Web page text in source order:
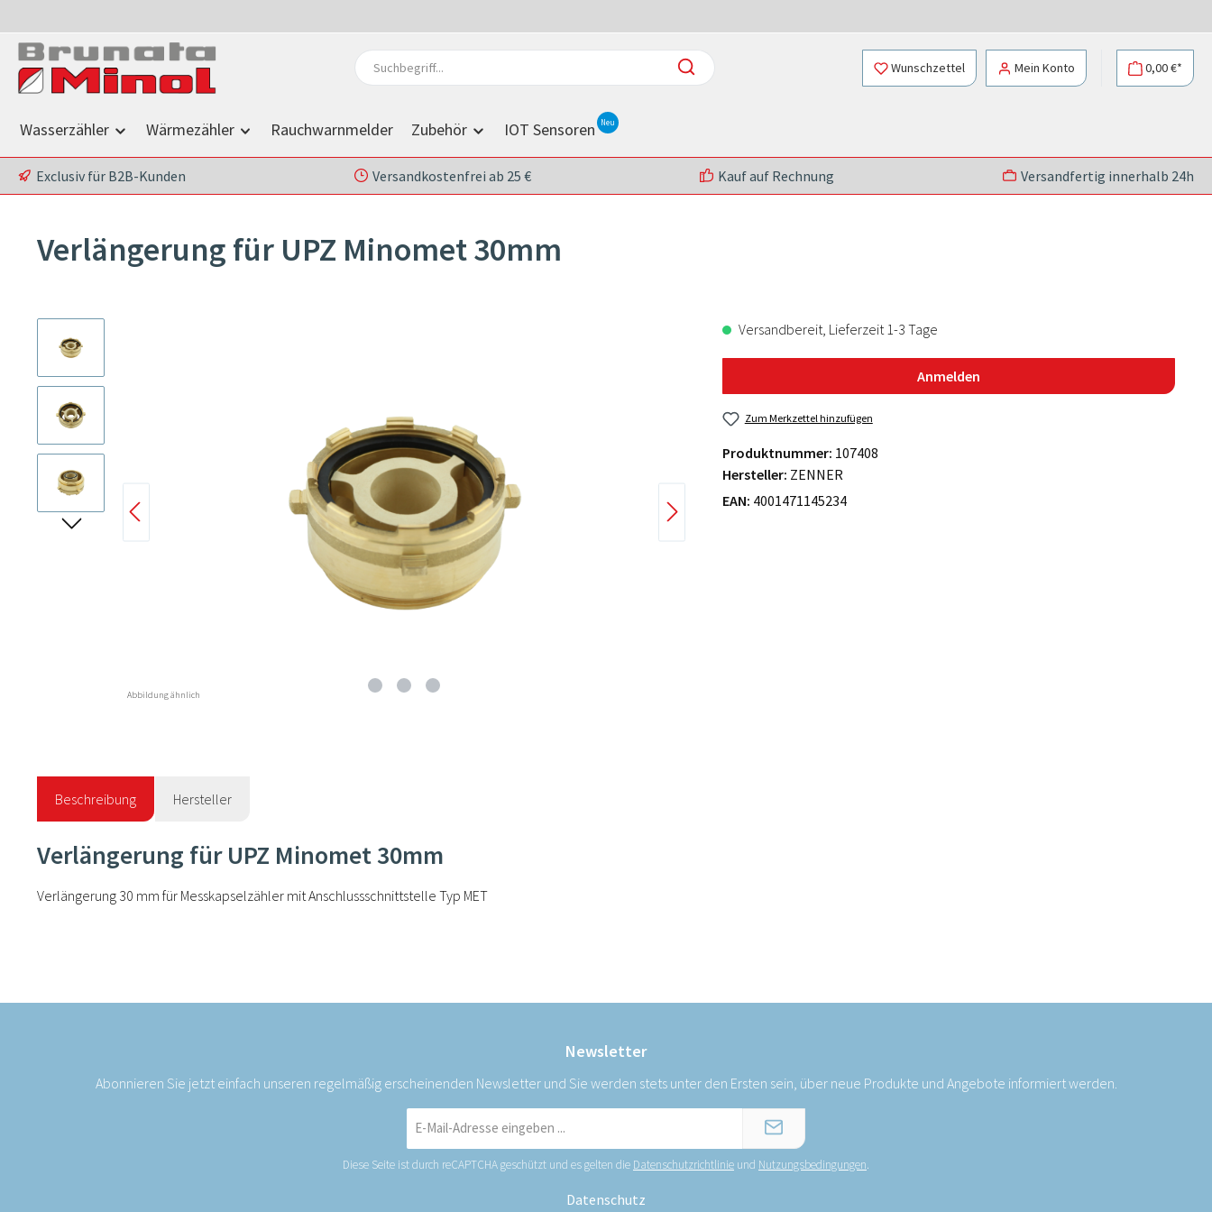
Wunschzettel Mein Konto 0,00 €*
Wasserzähler Wärmezähler Rauchwarnmelder Zubehör IOT Sensoren
Exclusiv für B2B-Kunden Versandkostenfrei ab 25 € Kauf auf Rechnung Versandfertig innerhalb 24h
Verlängerung für UPZ Minomet 30mm
Abbildung ähnlich
Versandbereit, Lieferzeit 1-3 Tage
Anmelden
Zum Merkzettel hinzufügen
Produktnummer: 107408
Hersteller: ZENNER
EAN: 4001471145234
Beschreibung Hersteller
Verlängerung für UPZ Minomet 30mm
Verlängerung 30 mm für Messkapselzähler mit Anschlussschnittstelle Typ MET
Newsletter
Abonnieren Sie jetzt einfach unseren regelmäßig erscheinenden Newsletter und Sie werden stets unter den Ersten sein, über neue Produkte und Angebote informiert werden.
Mail-
*
Diese Seite ist durch reCAPTCHA geschützt und es gelten die Datenschutzrichtlinie und Nutzungsbedingungen.
Datenschutz